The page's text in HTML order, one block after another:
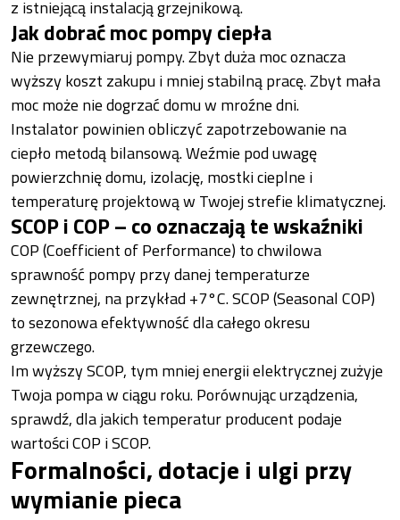
z istniejącą instalacją grzejnikową.
Jak dobrać moc pompy ciepła
Nie przewymiaruj pompy. Zbyt duża moc oznacza
wyższy koszt zakupu i mniej stabilną pracę. Zbyt mała
moc może nie dogrzać domu w mroźne dni.
Instalator powinien obliczyć zapotrzebowanie na
ciepło metodą bilansową. Weźmie pod uwagę
powierzchnię domu, izolację, mostki cieplne i
temperaturę projektową w Twojej strefie klimatycznej.
SCOP i COP – co oznaczają te wskaźniki
COP (Coefficient of Performance) to chwilowa
sprawność pompy przy danej temperaturze
zewnętrznej, na przykład +7°C. SCOP (Seasonal COP)
to sezonowa efektywność dla całego okresu
grzewczego.
Im wyższy SCOP, tym mniej energii elektrycznej zużyje
Twoja pompa w ciągu roku. Porównując urządzenia,
sprawdź, dla jakich temperatur producent podaje
wartości COP i SCOP.
Formalności, dotacje i ulgi przy
wymianie pieca